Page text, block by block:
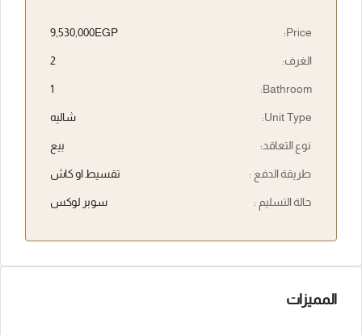
Price:
9,530,000EGP
الغرف: 2
Bathroom:
1
Unit Type: شاليه
نوع التعاقد: بيع
طريقة الدفع : تقسيط او كاش
حالة التسليم : سوبر لوكس
المميزات